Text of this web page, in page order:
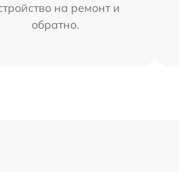
на ремонт и
обратно.